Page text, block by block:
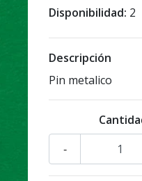
Disponibilidad: 2
Descripción
Pin metalico
-